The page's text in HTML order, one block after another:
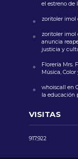
el estreno de
zoritoler imol
zoritoler imol
anuncia
justicia y
Florería Mrs.
Música,
whoiscall en
la educación
VISITAS
917,922